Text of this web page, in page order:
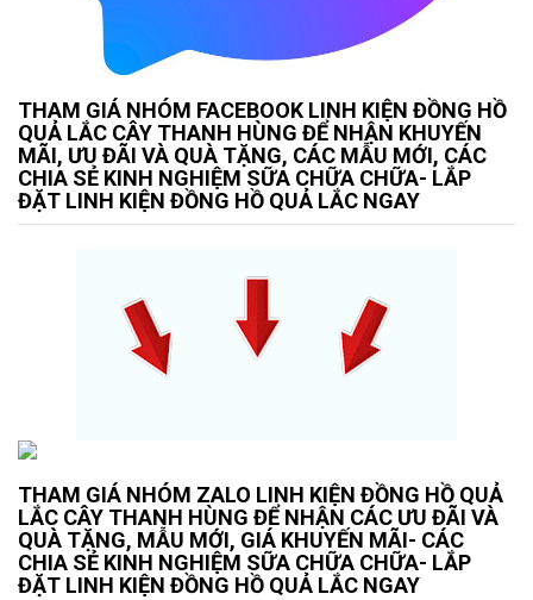
THAM GIÁ NHÓM FACEBOOK LINH KIỆN ĐỒNG HỒ
QUẢ LẮC CÂY THANH HÙNG ĐỂ NHẬN KHUYẾN
MÃI, ƯU ĐÃI VÀ QUÀ TẶNG, CÁC MẪU MỚI, CÁC
CHIA SẺ KINH NGHIỆM SỮA CHỮA CHỮA- LẮP
ĐẶT LINH KIỆN ĐỒNG HỒ QUẢ LẮC NGAY
THAM GIÁ NHÓM ZALO LINH KIỆN ĐỒNG HỒ QUẢ
LẮC CÂY THANH HÙNG ĐỂ NHẬN CÁC ƯU ĐÃI VÀ
QUÀ TẶNG, MẪU MỚI, GIÁ KHUYẾN MÃI- CÁC
CHIA SẺ KINH NGHIỆM SỮA CHỮA CHỮA- LẮP
ĐẶT LINH KIỆN ĐỒNG HỒ QUẢ LẮC NGAY